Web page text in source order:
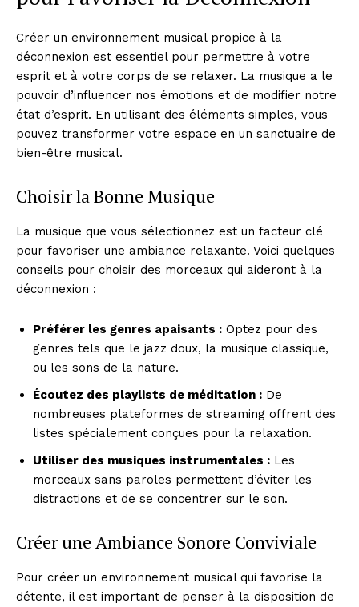
Créer un environnement musical propice à la
déconnexion est essentiel pour permettre à votre
esprit et à votre corps de se relaxer. La musique a le
pouvoir d’influencer nos émotions et de modifier notre
état d’esprit. En utilisant des éléments simples, vous
pouvez transformer votre espace en un sanctuaire de
bien-être musical.
Choisir la Bonne Musique
La musique que vous sélectionnez est un facteur clé
pour favoriser une ambiance relaxante. Voici quelques
conseils pour choisir des morceaux qui aideront à la
déconnexion :
Préférer les genres apaisants : Optez pour des
genres tels que le jazz doux, la musique classique,
ou les sons de la nature.
Écoutez des playlists de méditation : De
nombreuses plateformes de streaming offrent des
listes spécialement conçues pour la relaxation.
Utiliser des musiques instrumentales : Les
morceaux sans paroles permettent d’éviter les
distractions et de se concentrer sur le son.
Créer une Ambiance Sonore Conviviale
Pour créer un environnement musical qui favorise la
détente, il est important de penser à la disposition de